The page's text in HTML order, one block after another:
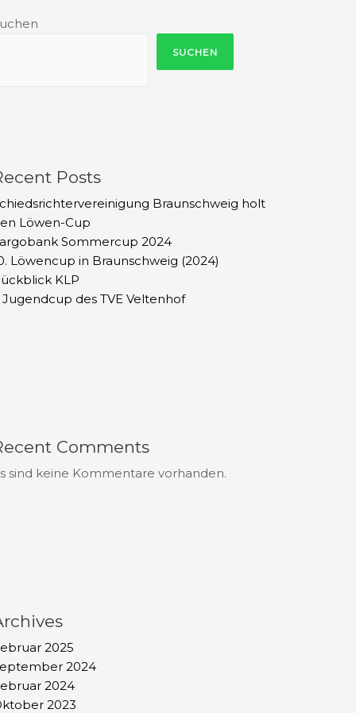
SUCHEN
Posts
Braunschweig holt
Löwen-Cup
Sommercup 2024
Löwencup in Braunschweig (2024)
KLP
Jugendcup des TVE Veltenhof
Comments
sind keine Kommentare vorhanden.
2025
2024
2024
2023